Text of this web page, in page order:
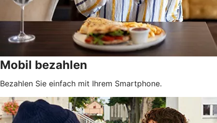
Mobil bezahlen
Bezahlen Sie einfach mit Ihrem Smartphone.